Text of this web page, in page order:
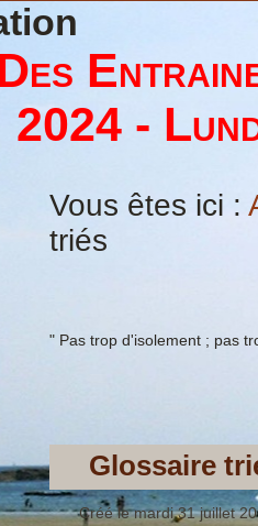
2024 -
Vous êtes ici :
triés
" Pas trop d'isolement ; pas
Glossaire
Créé le mardi 31 juillet